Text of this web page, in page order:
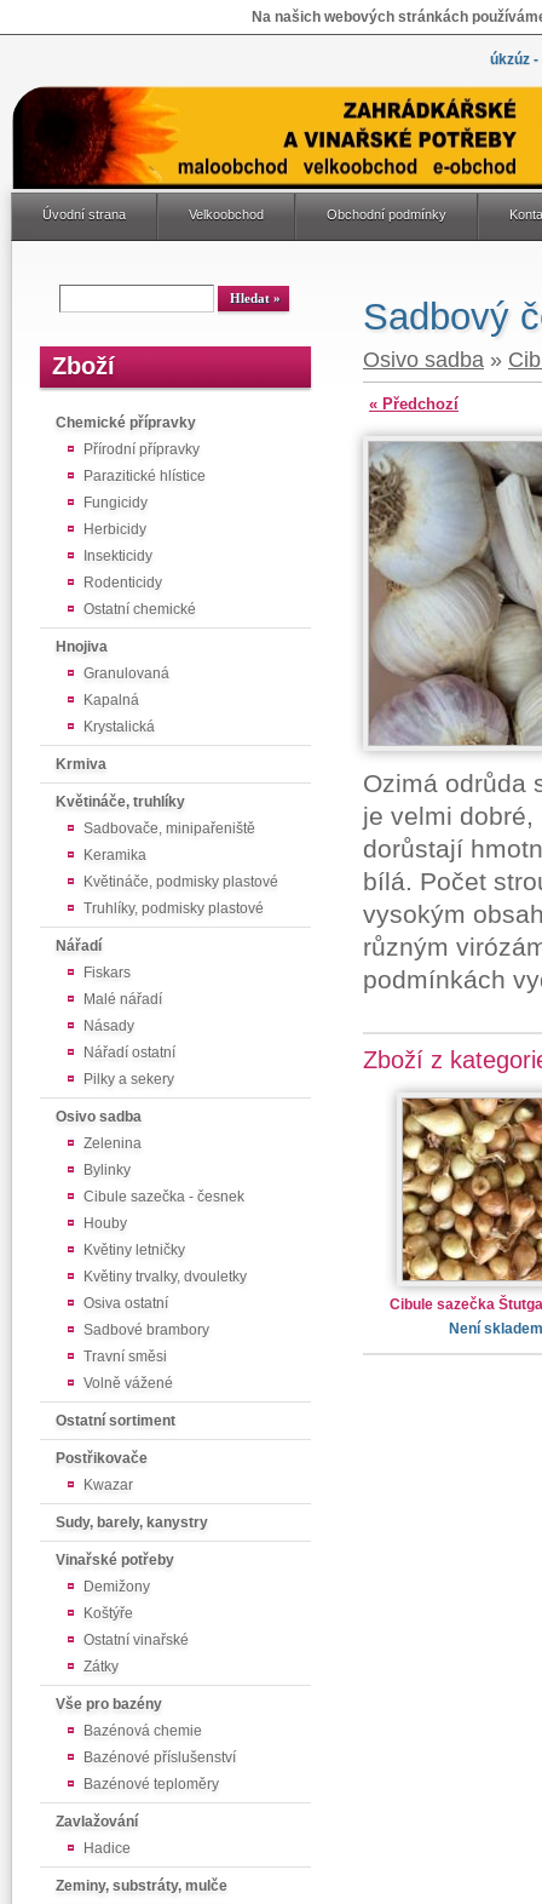
Na našich webových stránkách
úkzúz
Úvodní strana Velkoobchod Obchodní podmínky
Zboží
Chemické přípravky
Přírodní přípravky
Parazitické hlístice
Fungicidy
Herbicidy
Insekticidy
Rodenticidy
Ostatní chemické
Hnojiva
Granulovaná
Kapalná
Krystalická
Krmiva
Květináče, truhlíky
Sadbovače, minipařeniště
Keramika
Květináče, podmisky plastové
Truhlíky, podmisky plastové
Nářadí
Fiskars
Malé nářadí
Násady
Nářadí ostatní
Pilky a sekery
Osivo sadba
Zelenina
Bylinky
Cibule sazečka - česnek
Houby
Květiny letničky
Květiny trvalky, dvouletky
Osiva ostatní
Sadbové brambory
Travní směsi
Volně vážené
Ostatní sortiment
Postřikovače
Kwazar
Sudy, barely, kanystry
Vinařské potřeby
Demižony
Koštýře
Ostatní vinařské
Zátky
Vše pro bazény
Bazénová chemie
Bazénové příslušenství
Bazénové teploměry
Zavlažování
Hadice
Zeminy, substráty, mulče
Sadbový
Osivo sadba »
« Předchozí
Ozimá odrůda
je velmi
dorůstají
bílá. Počet
vysokým
různým
podmínkách
Zboží z
Cibule sazečka
Není skladem